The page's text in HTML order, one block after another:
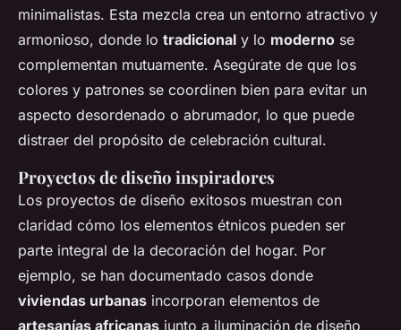
minimalistas. Esta mezcla crea un entorno atractivo y
armonioso, donde lo tradicional y lo moderno se
complementan mutuamente. Asegúrate de que los
colores y patrones se coordinen bien para evitar un
aspecto desordenado o abrumador, lo que puede
distraer del propósito de celebración cultural.
Proyectos de diseño inspiradores
Los proyectos de diseño exitosos muestran con
claridad cómo los elementos étnicos pueden ser
parte integral de la decoración del hogar. Por
ejemplo, se han documentado casos donde
viviendas urbanas incorporan elementos de
artesanías africanas junto a iluminación de diseño